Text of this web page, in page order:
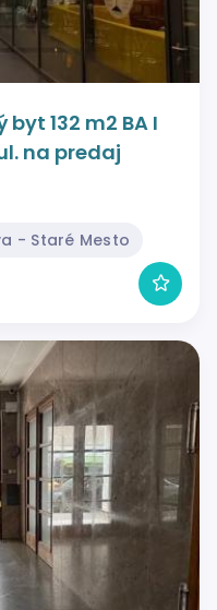
132 m2 BA I
na predaj
- Staré Mesto